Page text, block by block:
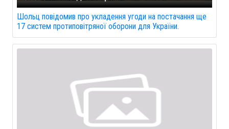
Шольц повідомив про укладення угоди на постачання ще
17 систем протиповітряної оборони для України.